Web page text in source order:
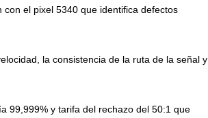
el pixel 5340 que identifica defectos
la consistencia de la ruta de la señal y
99,999% y tarifa del rechazo del 50:1 que